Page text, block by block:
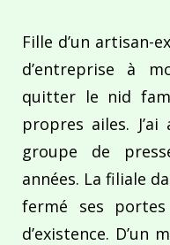
Fille d’un artisan-
d’entreprise à
quitter le nid
propres ailes.
groupe de
années. La filiale
fermé ses
d’existence. D’un